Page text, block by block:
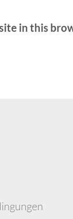
in this